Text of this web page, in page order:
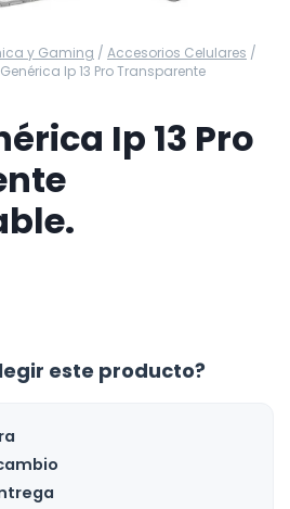
y Gaming / Accesorios Celulares /
Ip 13 Pro Transparente
Ip 13 Pro
este producto?